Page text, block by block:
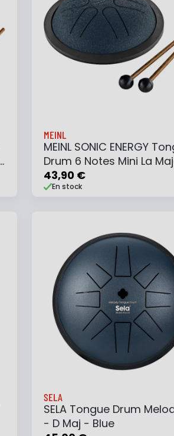
MEINL
MEINL SONIC ENERGY
Drum 6 Notes Mini La
Navy Blue
43,90 €
En stock
Ajouter au panierAjouter à ma liste
SELA
SELA Tongue Drum
- D Maj - Blue